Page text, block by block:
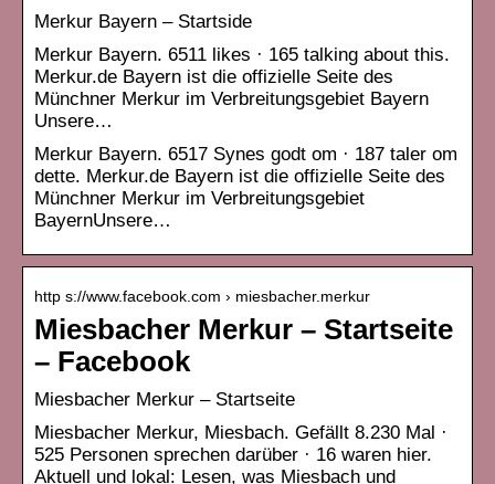
Merkur Bayern – Startside
Merkur Bayern. 6511 likes · 165 talking about this.
Merkur.de Bayern ist die offizielle Seite des
Münchner Merkur im Verbreitungsgebiet Bayern
Unsere…
Merkur Bayern. 6517 Synes godt om · 187 taler om
dette. Merkur.de Bayern ist die offizielle Seite des
Münchner Merkur im Verbreitungsgebiet
BayernUnsere…
http s://www.facebook.com › miesbacher.merkur
Miesbacher Merkur – Startseite
– Facebook
Miesbacher Merkur – Startseite
Miesbacher Merkur, Miesbach. Gefällt 8.230 Mal ·
525 Personen sprechen darüber · 16 waren hier.
Aktuell und lokal: Lesen, was Miesbach und